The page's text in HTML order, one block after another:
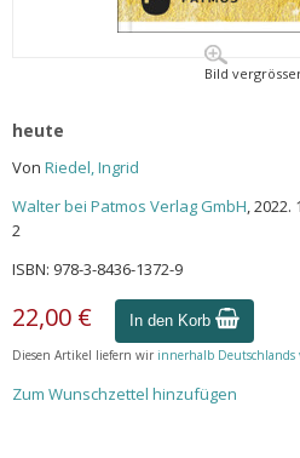
Bild
heute
Von Riedel, Ingrid
Walter bei Patmos Verlag GmbH, 2022.
2
ISBN: 978-3-8436-1372-9
22,00 € In den Korb
Diesen Artikel liefern wir innerhalb Deutschlands
Zum Wunschzettel hinzufügen